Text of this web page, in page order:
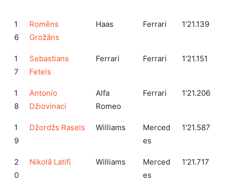
1
6
Romēns
Grožāns
Haas Ferrari 1'21.139
1
7
Sebastians
Fetels
Ferrari Ferrari 1'21.151
1
8
Antonio
Džiovinaci
Alfa
Romeo
Ferrari 1'21.206
1
9
Džordžs Rasels Williams
Merced
es
1'21.587
2
0
Nikolā Latifi Williams
Merced
es
1'21.717